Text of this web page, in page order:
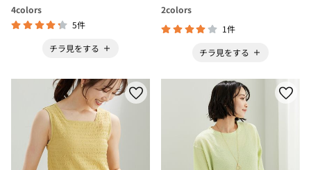
4colors
5件
チラ見をする
2colors
1件
チラ見をする